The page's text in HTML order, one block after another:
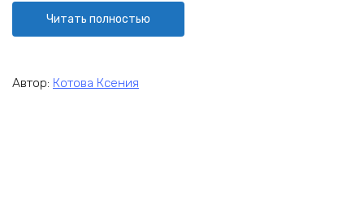
Читать полностью
Автор: Котова Ксения